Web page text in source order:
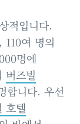
적입니다.
110여 명의
명에
버즈빌
합니다. 우선
호텔